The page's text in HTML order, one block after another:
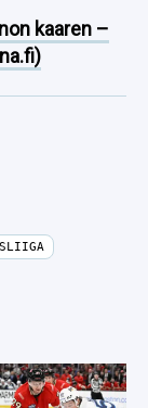
kaaren –